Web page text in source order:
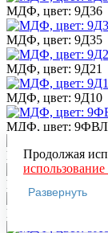
МДФ, цвет: 9Д36
МДФ, цвет: 9Д35
МДФ, цвет: 9Д21
МДФ, цвет: 9Д10
МДФ, цвет: 9ФВЛ
МДФ, цвет: 9БН
МДФ, цвет: 9Б21
МДФ, цвет:
Продолжая
местоположении,
для
Развернуть